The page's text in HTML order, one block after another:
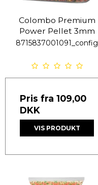
Colombo Premium
Power Pellet 3mm
8715837001091_config
Pris fra 109,00
DKK
VIS PRODUKT